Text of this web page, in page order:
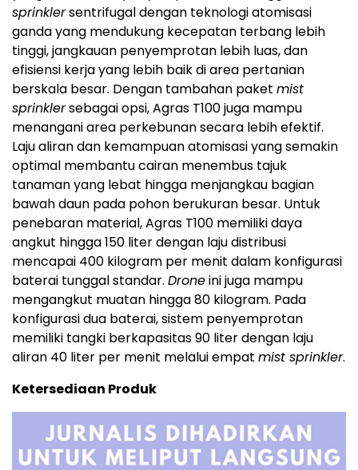
sprinklersentrifugal dengan teknologi atomisasi
ganda yang mendukung kecepatan terbang lebih
tinggi, jangkauan penyemprotan lebih luas, dan
efisiensi kerja yang lebih baik di area pertanian
berskala besar. Dengan tambahan paket mist
sprinklersebagai opsi, Agras T100 juga mampu
menangani area perkebunan secara lebih efektif.
Laju aliran dan kemampuan atomisasi yang semakin
optimal membantu cairan menembus tajuk
tanaman yang lebat hingga menjangkau bagian
bawah daun pada pohon berukuran besar. Untuk
penebaran material, Agras T100 memiliki daya
angkut hingga 150 liter dengan laju distribusi
mencapai 400 kilogram per menit dalam konfigurasi
baterai tunggal standar. Droneini juga mampu
mengangkut muatan hingga 80 kilogram. Pada
konfigurasi dua baterai, sistem penyemprotan
memiliki tangki berkapasitas 90 liter dengan laju
aliran 40 liter per menit melalui empat mist sprinkler.
Ketersediaan Produk